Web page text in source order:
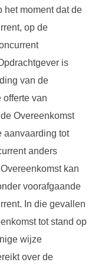
het moment dat de
op de
is
van de
offerte van
Overeenkomst
aanvaarding tot
anders
kan
voorafgaande
In die gevallen
tot stand op
wijze
over de